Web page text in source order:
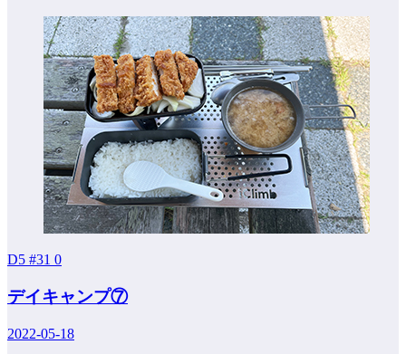
D5 #31 0
デイキャンプ⑦
2022-05-18